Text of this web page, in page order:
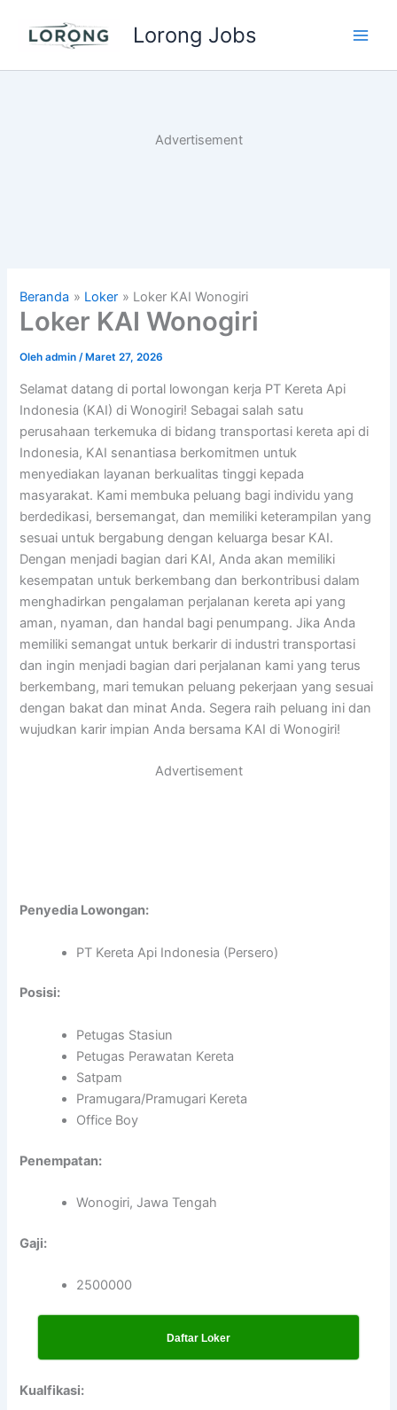
Lorong Jobs
Advertisement
Beranda Loker Loker KAI Wonogiri
Loker KAI Wonogiri
Olehadmin/ Maret 27, 2026
Selamat datang di portal lowongan kerja PT Kereta Api
Indonesia (KAI) di Wonogiri! Sebagai salah satu
perusahaan terkemuka di bidang transportasi kereta api di
Indonesia, KAI senantiasa berkomitmen untuk
menyediakan layanan berkualitas tinggi kepada
masyarakat. Kami membuka peluang bagi individu yang
berdedikasi, bersemangat, dan memiliki keterampilan yang
sesuai untuk bergabung dengan keluarga besar KAI.
Dengan menjadi bagian dari KAI, Anda akan memiliki
kesempatan untuk berkembang dan berkontribusi dalam
menghadirkan pengalaman perjalanan kereta api yang
aman, nyaman, dan handal bagi penumpang. Jika Anda
memiliki semangat untuk berkarir di industri transportasi
dan ingin menjadi bagian dari perjalanan kami yang terus
berkembang, mari temukan peluang pekerjaan yang sesuai
dengan bakat dan minat Anda. Segera raih peluang ini dan
wujudkan karir impian Anda bersama KAI di Wonogiri!
Advertisement
Penyedia Lowongan:
PT Kereta Api Indonesia (Persero)
Posisi:
Petugas Stasiun
Petugas Perawatan Kereta
Satpam
Pramugara/Pramugari Kereta
Office Boy
Penempatan:
Wonogiri, Jawa Tengah
Gaji:
2500000
Daftar Loker
Kualfikasi: